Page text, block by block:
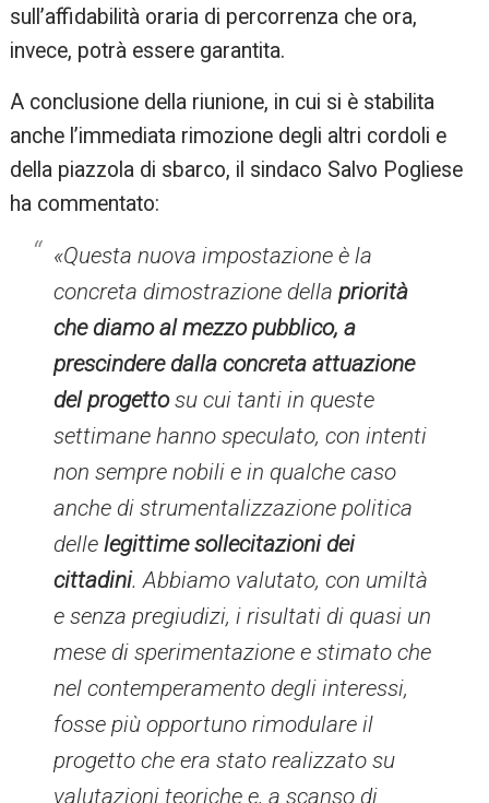
sull’affidabilità oraria di percorrenza che ora,
invece, potrà essere garantita.
A conclusione della riunione, in cui si è stabilita
anche l’immediata rimozione degli altri cordoli e
della piazzola di sbarco, il sindaco Salvo Pogliese
ha commentato:
«Questa nuova impostazione è la
concreta dimostrazione dellapriorità
che diamo al mezzo pubblico, a
prescindere dalla concreta attuazione
del progettosu cui tanti in queste
settimane hanno speculato, con intenti
non sempre nobili e in qualche caso
anche di strumentalizzazione politica
dellelegittime sollecitazioni dei
cittadini. Abbiamo valutato, con umiltà
e senza pregiudizi, i risultati di quasi un
mese di sperimentazione e stimato che
nel contemperamento degli interessi,
fosse più opportuno rimodulare il
progetto che era stato realizzato su
valutazioni teoriche e, a scanso di